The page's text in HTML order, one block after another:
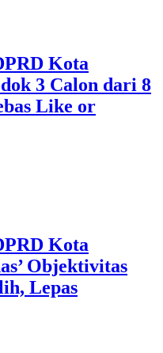
Kota
3 Calon dari 8
Like or
Kota
Objektivitas
Lepas